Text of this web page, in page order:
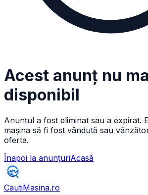
Acest anunț nu
disponibil
Anunțul a fost eliminat sau a expirat.
mașina să fi fost vândută sau
oferta.
Înapoi la anunțuriAcasă
CautiMasina.ro